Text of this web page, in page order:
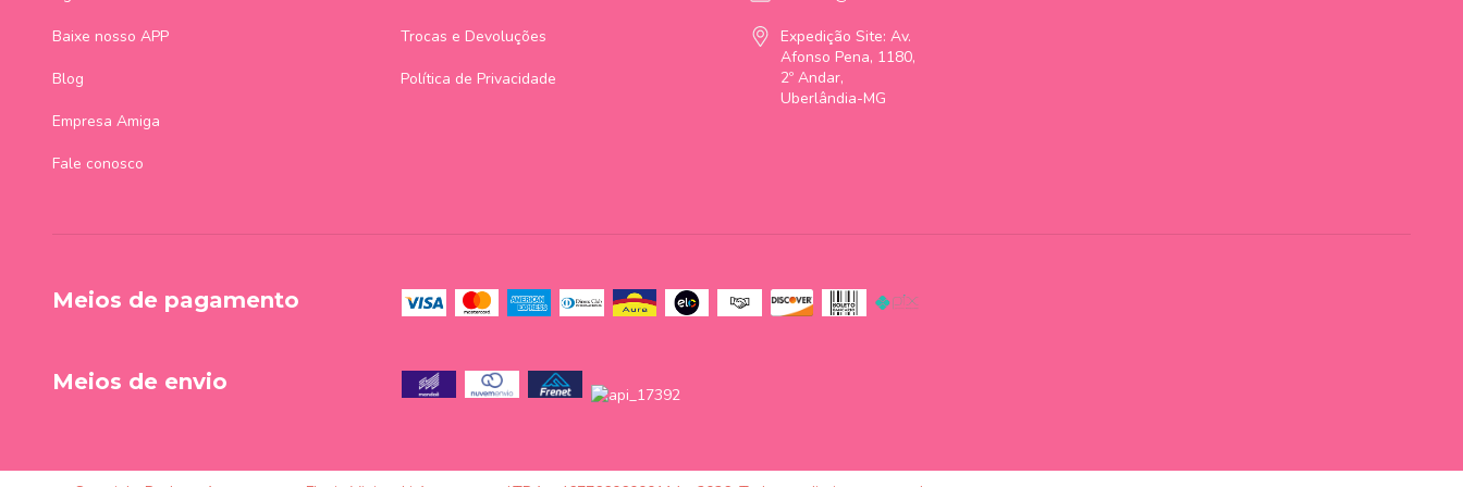
Baixe nosso APP
Blog
Empresa Amiga
Fale conosco
Trocas e Devoluções
Política de Privacidade
Expedição Site: Av.
Afonso Pena, 1180,
2º Andar,
Uberlândia-MG
Meios de pagamento
Meios de envio